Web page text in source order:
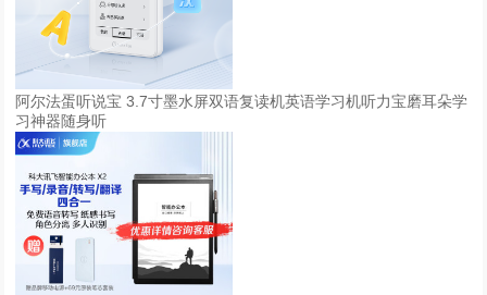
阿尔法蛋听说宝 3.7寸墨水屏双语复读机英语学习机听力宝磨耳朵学
习神器随身听